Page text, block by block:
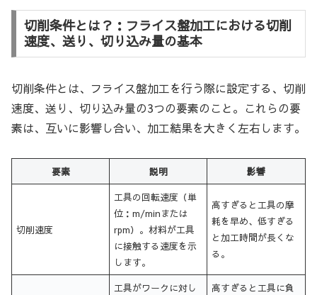
切削条件とは？：フライス盤加工における切削
速度、送り、切り込み量の基本
切削条件とは、フライス盤加工を行う際に設定する、切削
速度、送り、切り込み量の3つの要素のこと。これらの要
素は、互いに影響し合い、加工結果を大きく左右します。
要素 説明 影響
切削速度
工具の回転速度（単
位：m/minまたは
rpm）。材料が工具
に接触する速度を示
します。
高すぎると工具の摩
耗を早め、低すぎる
と加工時間が長くな
る。
工具がワークに対し
高すぎると工具に負